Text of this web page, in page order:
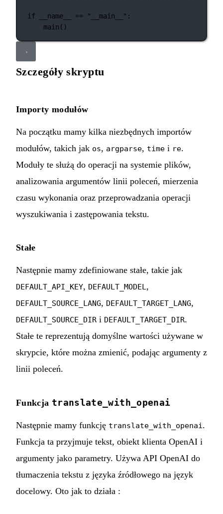
if __name__ == "__main__" :
main()
Szczegóły skryptu
Importy modułów
Na początku mamy kilka niezbędnych importów
modułów, takich jak os, argparse, time i re.
Moduły te służą do operacji na systemie plików,
analizowania argumentów linii poleceń, mierzenia
czasu wykonania oraz przeprowadzania operacji
wyszukiwania i zastępowania tekstu.
Stałe
Następnie mamy zdefiniowane stałe, takie jak
DEFAULT_API_KEY, DEFAULT_MODEL ,
DEFAULT_SOURCE_LANG, DEFAULT_TARGET_LANG,
DEFAULT_SOURCE_DIR i DEFAULT_TARGET_DIR.
Stałe te reprezentują domyślne wartości używane w
skrypcie, które można zmienić, podając argumenty z
linii poleceń.
Funkcja translate_with_openai
Następnie mamy funkcję translate_with_openai .
Funkcja ta przyjmuje tekst, obiekt klienta OpenAI i
argumenty jako parametry. Używa API OpenAI do
tłumaczenia tekstu z języka źródłowego na język
docelowy. Oto jak to działa :